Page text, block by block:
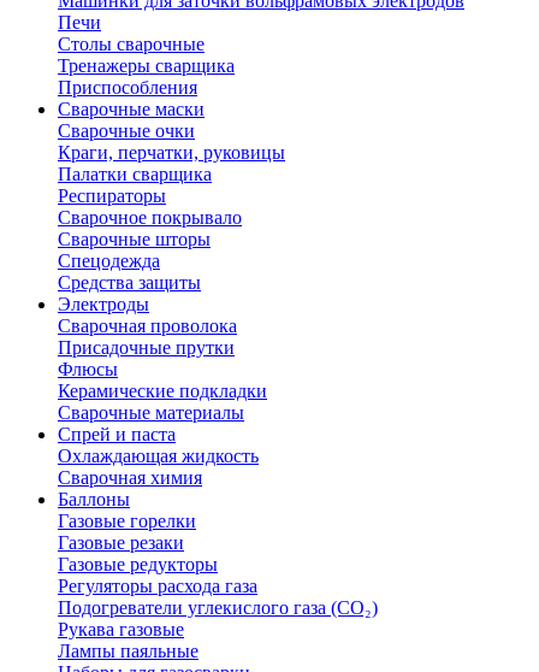
Печи
Столы сварочные
Тренажеры сварщика
Приспособления
Сварочные маски
Сварочные очки
Краги, перчатки, руковицы
Палатки сварщика
Респираторы
Сварочное покрывало
Сварочные шторы
Спецодежда
Средства защиты
Электроды
Сварочная проволока
Присадочные прутки
Флюсы
Керамические подкладки
Сварочные материалы
Спрей и паста
Охлаждающая жидкость
Сварочная химия
Баллоны
Газовые горелки
Газовые резаки
Газовые редукторы
Регуляторы расхода газа
Подогреватели углекислого газа (CO₂)
Рукава газовые
Лампы паяльные